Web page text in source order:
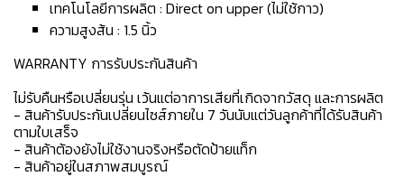
เทคโนโลยีการผลิต : Direct on upper (ไม่ใช้กาว)
ความสูงส้น : 1.5 นิ้ว
WARRANTY การรับประกันสินค้า
ไม่รับคืนหรือเปลี่ยนรุ่น เว้นแต่อาการเสียที่เกิดจากวัสดุ และการผลิต
- สินค้ารับประกันเปลี่ยนไซส์ภายใน 7 วันนับแต่วันลูกค้าที่ได้รับสินค้า
ตามใบเสร็จ
- สินค้าต้องยังไม่ใช้งานจริงหรือตัดป้ายแท็ก
- สินค้าอยู่ในสภาพสมบูรณ์